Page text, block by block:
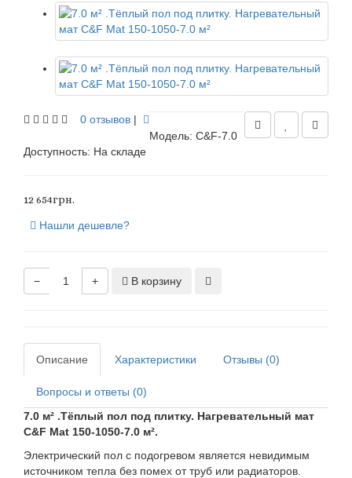
0 отзывов |
Модель: C&F-7.0
Доступность: На складе
12 654грн.
Нашли дешевле?
− + В корзину
Описание Характеристики Отзывы (0)
Вопросы и ответы (0)
7.0 м² .Тёплый пол под плитку. Нагревательный мат
C&F Mat 150-1050-7.0 м².
Электрический пол с подогревом является невидимым
источником тепла без помех от труб или радиаторов.